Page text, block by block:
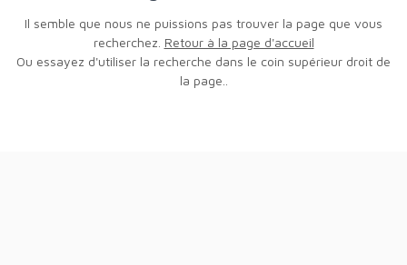
Il semble que nous ne puissions pas trouver la page que vous
recherchez. Retour à la page d'accueil
Ou essayez d'utiliser la recherche dans le coin supérieur droit de
la page..